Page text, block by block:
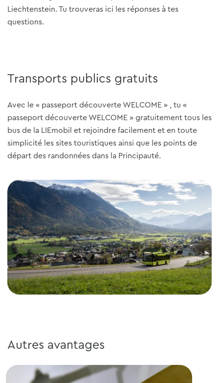
Liechtenstein. Tu trouveras ici les réponses à tes
questions.
Transports publics gratuits
Avec le « passeport découverte WELCOME » , tu «
passeport découverte WELCOME » gratuitement tous les
bus de la LIEmobil et rejoindre facilement et en toute
simplicité les sites touristiques ainsi que les points de
départ des randonnées dans la Principauté.
Autres avantages